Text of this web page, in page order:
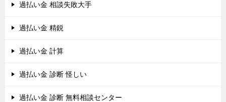
過払い金 相談失敗大手
過払い金 精鋭
過払い金 計算
過払い金 診断 怪しい
過払い金 診断 無料相談センター